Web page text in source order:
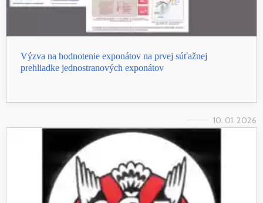
Výzva na hodnotenie exponátov na prvej súťažnej
prehliadke jednostranových exponátov
10. 01. 2026